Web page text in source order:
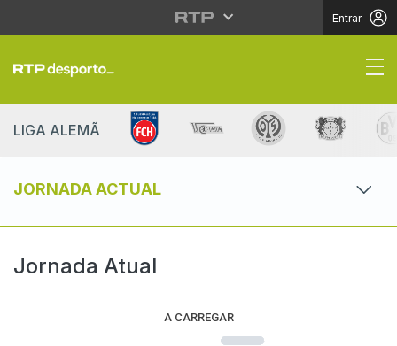
Entrar
Jornada Atual FC
LIGA ALEMÃ
JORNADA ACTUAL
Jornada Atual
A CARREGAR